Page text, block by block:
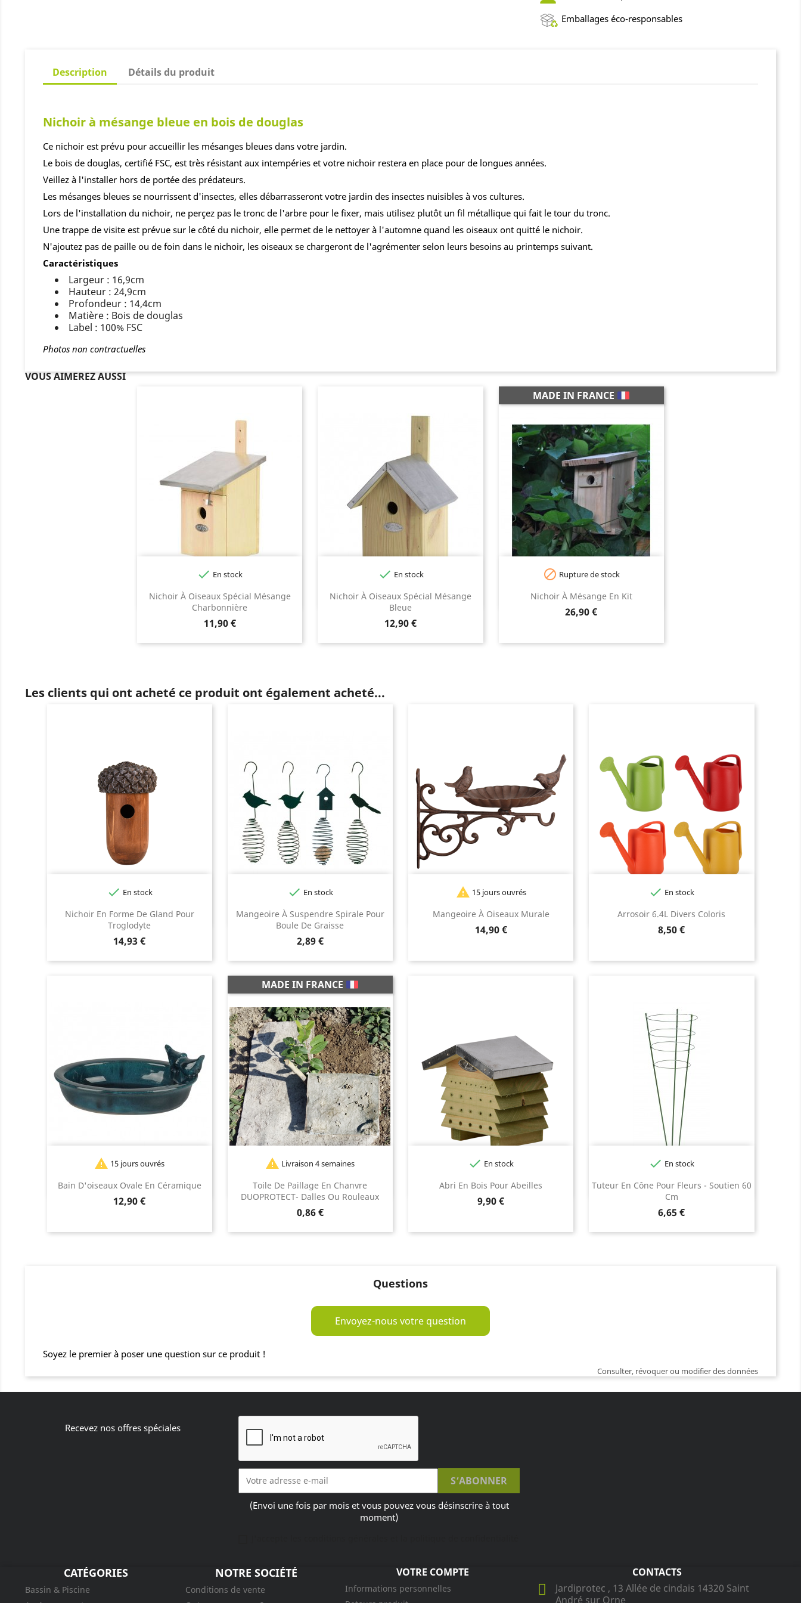
Emballages éco-responsables
Description Détails du produit
Nichoir à mésange bleue en bois de douglas
Ce nichoir est prévu pour accueillir les mésanges bleues dans votre jardin.
Le bois de douglas, certifié FSC, est très résistant aux intempéries et votre nichoir restera en place pour de longues années.
Veillez à l'installer hors de portée des prédateurs.
Les mésanges bleues se nourrissent d'insectes, elles débarrasseront votre jardin des insectes nuisibles à vos cultures.
Lors de l'installation du nichoir, ne perçez pas le tronc de l'arbre pour le fixer, mais utilisez plutôt un fil métallique qui fait le tour du tronc.
Une trappe de visite est prévue sur le côté du nichoir, elle permet de le nettoyer à l'automne quand les oiseaux ont quitté le nichoir.
N'ajoutez pas de paille ou de foin dans le nichoir, les oiseaux se chargeront de l'agrémenter selon leurs besoins au printemps suivant.
Caractéristiques
Largeur : 16,9cm
Hauteur : 24,9cm
Profondeur : 14,4cm
Matière : Bois de douglas
Label : 100% FSC
Photos non contractuelles
VOUS AIMEREZ AUSSI
Nichoir À Oiseaux Spécial Mésange
Charbonnière
Prix
11,90 €
 En stock
Nichoir À Oiseaux Spécial Mésange
Bleue
Prix
12,90 €
 En stock
Nichoir À Mésange En Kit
Prix
26,90 €
MADE IN FRANCE
 Rupture de stock
Les clients qui ont acheté ce produit ont également acheté...
Nichoir En Forme De Gland Pour
Troglodyte
Prix
14,93 €
 En stock
Mangeoire À Suspendre Spirale Pour
Boule De Graisse
Prix
2,89 €
 En stock
Mangeoire À Oiseaux Murale
Prix
14,90 €
 15 jours ouvrés
Arrosoir 6.4L Divers Coloris
Prix
8,50 €
 En stock
Jaune Orange Rouge
Bain D'oiseaux Ovale En Céramique
Prix
12,90 €
 15 jours ouvrés
Blanc
Bleu
foncé
Vert
Toile De Paillage En Chanvre
DUOPROTECT- Dalles Ou Rouleaux
Prix
0,86 €
MADE IN FRANCE
 Livraison 4 semaines
Abri En Bois Pour Abeilles
Prix
9,90 €
 En stock
Tuteur En Cône Pour Fleurs - Soutien 60
Cm
Prix
6,65 €
 En stock
Questions
Envoyez-nous votre question
Soyez le premier à poser une question sur ce produit !
Consulter, révoquer ou modifier des données
Recevez nos offres spéciales
(Envoi une fois par mois et vous pouvez vous désinscrire à tout
moment)
CATÉGORIES
Bassin & Piscine
NOTRE SOCIÉTÉ
Conditions de vente
VOTRE COMPTE
Informations personnelles
CONTACTS
Jardiprotec , 13 Allée de cindais 14320 Saint
André sur Orne